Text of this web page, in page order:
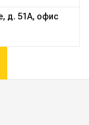
д. 51А, офис